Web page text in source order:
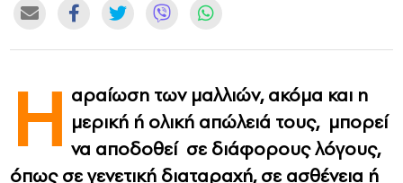
MEDIALAND
DRIVE
SPORTS
DIA Y NOCHE
CONTACT
Η αραίωση των μαλλιών, ακόμα και η
μερική ή ολική απώλειά τους, μπορεί
να αποδοθεί σε διάφορους λόγους,
όπως σε γενετική διαταραχή, σε ασθένεια ή